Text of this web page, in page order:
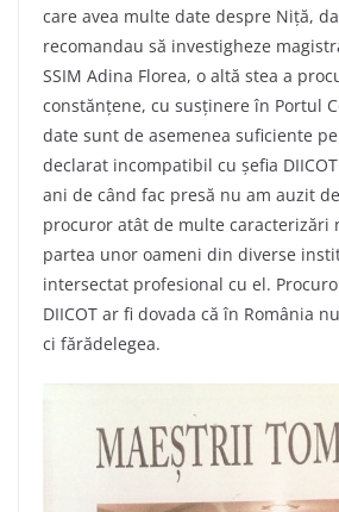
care avea multe date despre Niță,
recomandau să investigheze
SSIM Adina Florea, o altă stea a
constănțene, cu susținere în Portul
date sunt de asemenea suficiente
declarat incompatibil cu șefia
ani de când fac presă nu am auzit
procuror atât de multe caracterizări
partea unor oameni din diverse
intersectat profesional cu el.
DIICOT ar fi dovada că în România
ci fărădelegea.